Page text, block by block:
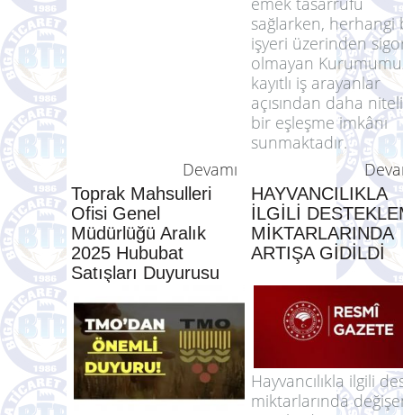
Yeni sistem
açısından zaman ve
emek tasarrufu
sağlarken, herhangi
işyeri üzerinden
olmayan
kayıtlı iş arayanlar
açısından daha
bir eşleşme imkânı
sunmaktadır.
Devamı
Toprak Mahsulleri
Müdürlüğü Aralık
2025 Hububat
Satışları Duyurusu
HAYVANCILIKLA
İLGİLİ
MİKTARLARINDA
ARTIŞA GİDİLDİ